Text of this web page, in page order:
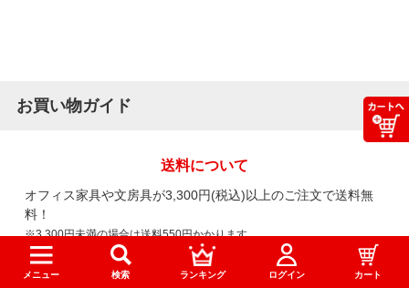
お買い物ガイド
送料について
オフィス家具や文房具が3,300円(税込)以上のご注文で送料無
料！
※3,300円未満の場合は送料550円かかります。
メニュー 検索 ランキング ログイン カート